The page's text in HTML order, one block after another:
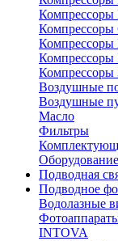
Компрессоры
Компрессоры
Компрессоры
Компрессоры
Воздушные
Воздушные
Масло
Фильтры
Подводная
Подводное
Водолазные
INTOVA